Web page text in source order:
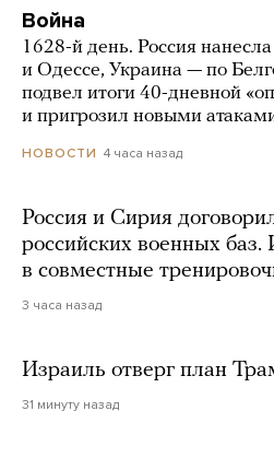
Война
1628-й день. Россия
и Одессе, Украина — по
подвел итоги 40-дневной
и пригрозил новыми
НОВОСТИ 4 часа назад
Россия и Сирия
российских военных баз.
в совместные
3 часа назад
Израиль отверг план
31 минуту назад